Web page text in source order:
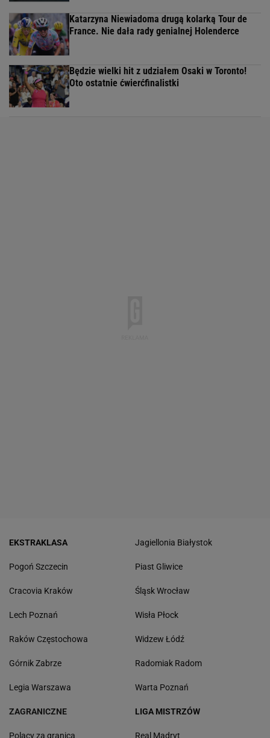
Katarzyna Niewiadoma drugą kolarką Tour de
France. Nie dała rady genialnej Holenderce
Będzie wielki hit z udziałem Osaki w Toronto!
Oto ostatnie ćwierćfinalistki
EKSTRAKLASA
Pogoń Szczecin
Cracovia Kraków
Lech Poznań
Raków Częstochowa
Górnik Zabrze
Legia Warszawa
Jagiellonia Białystok
Piast Gliwice
Śląsk Wrocław
Wisła Płock
Widzew Łódź
Radomiak Radom
Warta Poznań
ZAGRANICZNE
Polacy za granicą
LIGA MISTRZÓW
Real Madryt